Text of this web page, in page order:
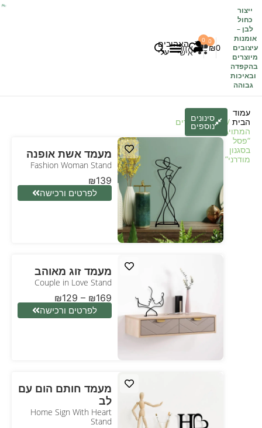
ייצור
כחול
לבן –
אומנות
עיצובים
מיוצרים
בהקפדה
ובאיכות
גבוהה
₪0
0 האהובים
עלי
0
אזור
אישי
עמוד
הבית / חנות/ מוצרים
המתויגים
“פסל
בסגנון
מודרני”
סינונים
נוספים
מעמד אשת אופנה
Fashion Woman Stand
₪139
לפרטים ורכישה
מעמד זוג מאוהב
Couple in Love Stand
₪129 – ₪169
לפרטים ורכישה
מעמד חותם הום עם
לב
Home Sign With Heart
Stand